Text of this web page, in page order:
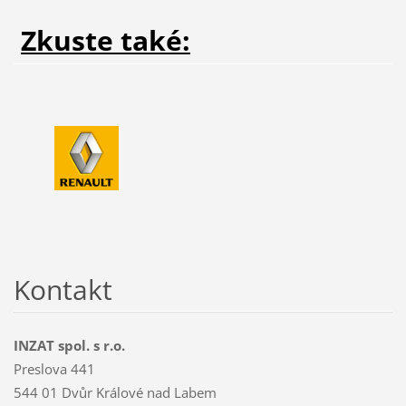
Zkuste také:
Kontakt
INZAT spol. s r.o.
Preslova 441
544 01 Dvůr Králové nad Labem